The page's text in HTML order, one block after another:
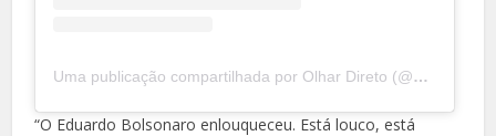
Uma publicação compartilhada por Olhar Direto (@olhardiretooficial)
“O Eduardo Bolsonaro enlouqueceu. Está louco, está